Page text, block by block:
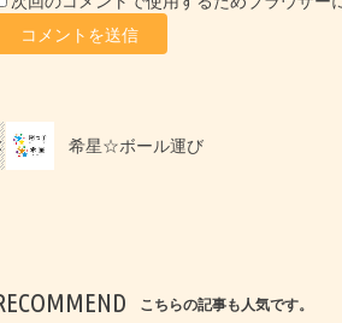
希星☆ボール運び
こちらの記事も人気です。